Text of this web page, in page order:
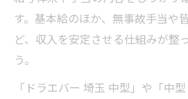
す。基本給のほか、無事故手当や
ど、収入を安定させる仕組みが整
う。
「ドラエバー 埼玉 中型」や「中